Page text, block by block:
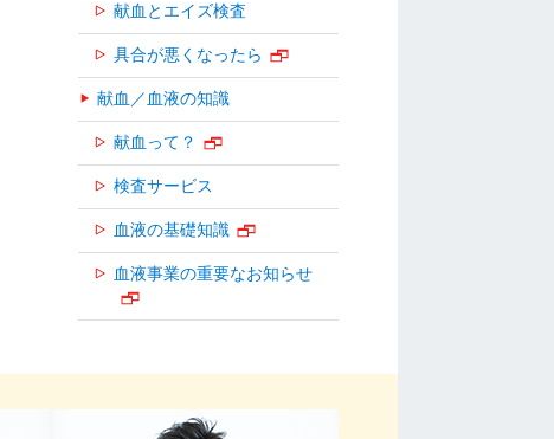
献血とエイズ検査
具合が悪くなったら
献血／血液の知識
献血って？
検査サービス
血液の基礎知識
血液事業の重要なお知らせ